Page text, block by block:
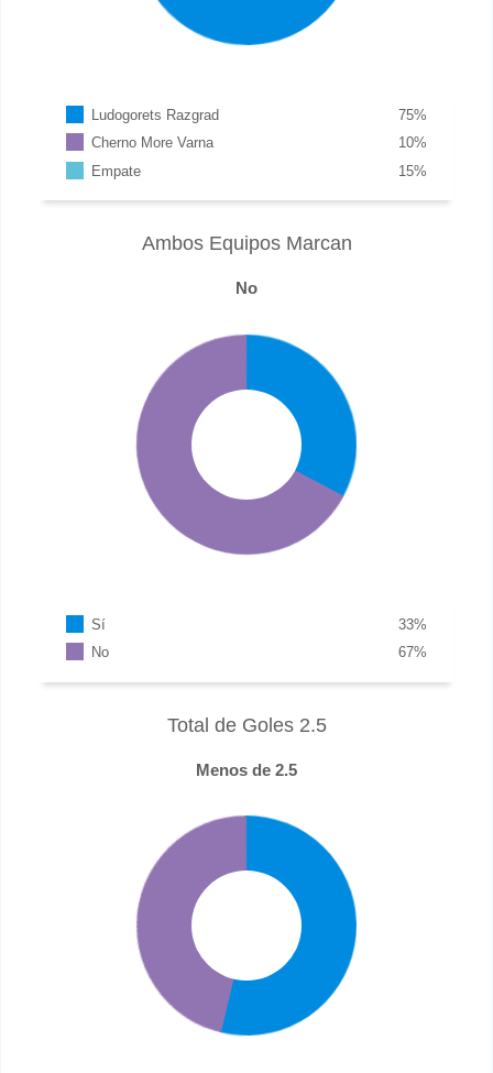
Ludogorets Razgrad %
75
Cherno More Varna
%
10
Empate
%
15
Ambos Equipos Marcan
No
Sí %
33
No
%
67
Total de Goles 2.5
Menos de 2.5